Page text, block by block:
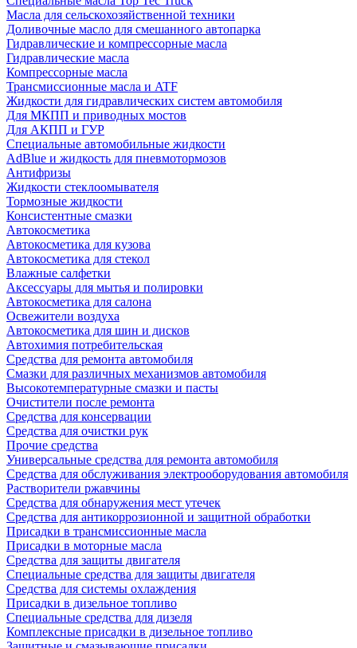
Масла для сельскохозяйственной техники
Доливочные масло для смешанного автопарка
Гидравлические и компрессорные масла
Гидравлические масла
Компрессорные масла
Трансмиссионные масла и ATF
Жидкости для гидравлических систем автомобиля
Для МКПП и приводных мостов
Для АКПП и ГУР
Специальные автомобильные жидкости
AdBlue и жидкость для пневмотормозов
Антифризы
Жидкости стеклоомывателя
Тормозные жидкости
Консистентные смазки
Автокосметика
Автокосметика для кузова
Автокосметика для стекол
Влажные салфетки
Аксессуары для мытья и полировки
Автокосметика для салона
Освежители воздуха
Автокосметика для шин и дисков
Автохимия потребительская
Средства для ремонта автомобиля
Смазки для различных механизмов автомобиля
Высокотемпературные смазки и пасты
Очистители после ремонта
Средства для консервации
Средства для очистки рук
Прочие средства
Универсальные средства для ремонта автомобиля
Средства для обслуживания электрооборудования автомобиля
Растворители ржавчины
Средства для обнаружения мест утечек
Средства для антикоррозионной и защитной обработки
Присадки в трансмиссионные масла
Присадки в моторные масла
Средства для защиты двигателя
Специальныe средства для защиты двигателя
Средства для системы охлаждения
Присадки в дизельное топливо
Спeциальные средства для дизеля
Комплексные присадки в дизельное топливо